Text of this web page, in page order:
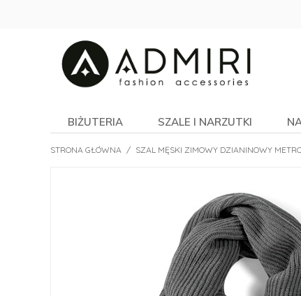
BIŻUTERIA SZALE I NARZUTKI
STRONA GŁÓWNA / SZAL MĘSKI ZIMOWY DZIANINOWY